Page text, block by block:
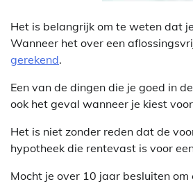
Het is belangrijk om te weten dat
Wanneer het over een
gerekend.
Een van de dingen die je goed in
ook het geval wanneer je kiest
Het is niet zonder reden dat de
hypotheek die rentevast is voor
Mocht je over 10 jaar besluiten